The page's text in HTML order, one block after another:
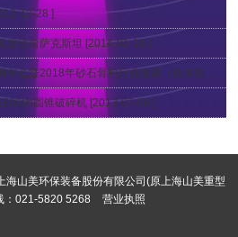
12-28 ]
发往哈萨克斯坦 [2014-01-16 ]
h圆锥破碎机 [2013-07-08 ]
海山美环保装备股份有限公司(原上海山美重型
：021-5820 5268
营业执照